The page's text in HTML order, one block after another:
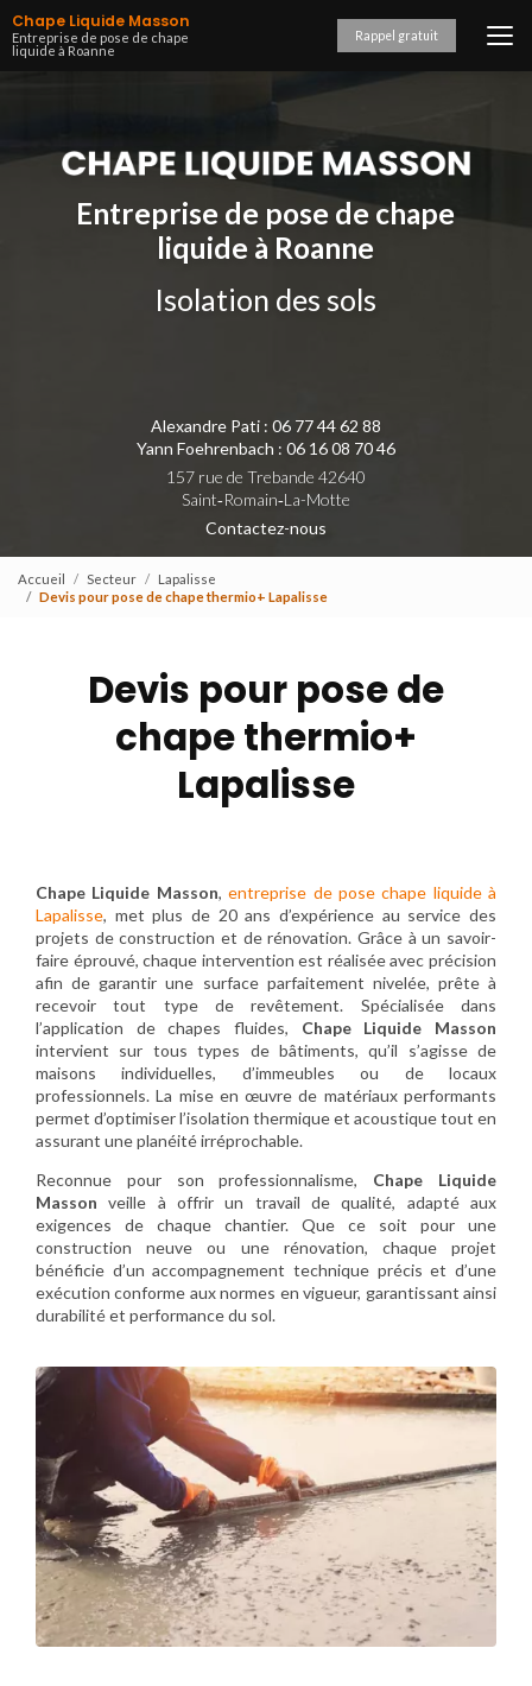
Aller
au
contenu
Chape Liquide Masson
Entreprise de pose de chape
liquide à Roanne
Rappel gratuit
Entreprise de pose de chape
liquide à Roanne
Isolation des sols
Alexandre Pati : 06 77 44 62 88
Yann Foehrenbach : 06 16 08 70 46
157 rue de Trebande 42640
Saint‑Romain‑La-Motte
Contactez-nous
Accueil Secteur
Lapalisse
Devis pour pose de chape thermio+ Lapalisse
Devis pour pose de
chape thermio+
Lapalisse
Chape Liquide Masson,entreprise de pose chape liquide à
Lapalisse, met plus de 20 ans d’expérience au service des
projets de construction et de rénovation. Grâce à un savoir-
faire éprouvé, chaque intervention est réalisée avec précision
afin de garantir une surface parfaitement nivelée, prête à
recevoir tout type de revêtement. Spécialisée dans
l’application de chapes fluides, Chape Liquide Masson
intervient sur tous types de bâtiments, qu’il s’agisse de
maisons individuelles, d’immeubles ou de locaux
professionnels. La mise en œuvre de matériaux performants
permet d’optimiser l’isolation thermique et acoustique tout en
assurant une planéité irréprochable.
Reconnue pour son professionnalisme, Chape Liquide
Masson veille à offrir un travail de qualité, adapté aux
exigences de chaque chantier. Que ce soit pour une
construction neuve ou une rénovation, chaque projet
bénéficie d’un accompagnement technique précis et d’une
exécution conforme aux normes en vigueur, garantissant ainsi
durabilité et performance du sol.